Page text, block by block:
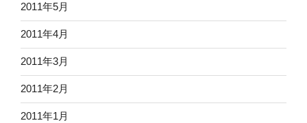
2011年5月
2011年4月
2011年3月
2011年2月
2011年1月